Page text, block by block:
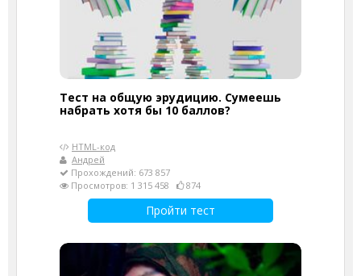
Тест на общую эрудицию. Сумеешь
набрать хотя бы 10 баллов?
HTML-код
Андрей
Прохождений: 673 857
Просмотров: 1 315 458
874
Пройти тест